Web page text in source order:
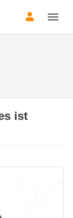
Toggle
ist